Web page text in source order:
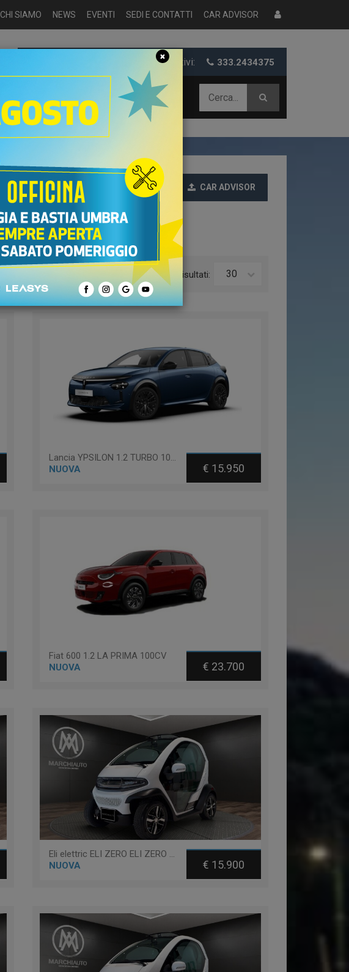
CHI SIAMO NEWS EVENTI SEDI E CONTATTI CAR ADVISOR
Chiamaci per informazioni e preventivi: 333.2434375
USATO AZIENDALE
CAR ADVISOR
Risultati: 30
Lancia YPSILON 1.2 TURBO 100 100CV
NUOVA
€ 15.950
Fiat 600 1.2 LA PRIMA 100CV
NUOVA
€ 23.700
Eli elettric ELI ZERO ELI ZERO PLUS + TABLET + RANGE EXTENDED 200KM
NUOVA
€ 15.900
×